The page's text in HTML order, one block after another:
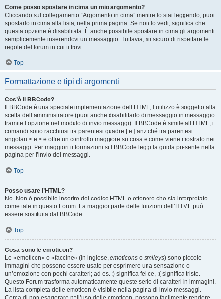
Come posso spostare in cima un mio argomento?
Cliccando sul collegamento “Argomento in cima” mentre lo stai leggendo, puoi
spostarlo in cima alla lista, nella prima pagina. Se non lo vedi, significa che
questa opzione è disabilitata. È anche possibile spostare in cima gli argomenti
semplicemente inserendovi un messaggio. Tuttavia, sii sicuro di rispettare le
regole del forum in cui ti trovi.
Top
Formattazione e tipi di argomenti
Cos’è il BBCode?
Il BBCode è una speciale implementazione dell’HTML; l’utilizzo è soggetto alla
scelta dell’amministratore (puoi anche disabilitarlo di messaggio in messaggio
tramite l’opzione nel modulo di invio messaggi). Il BBCode è simile all’HTML, i
comandi sono racchiusi tra parentesi quadre [ e ] anziché tra parentesi
angolari < e > e offre un controllo maggiore su cosa e come viene mostrato nei
messaggi. Per maggiori informazioni sul BBCode leggi la guida presente nella
pagina per l’invio dei messaggi.
Top
Posso usare l’HTML?
No. Non è possibile inserire del codice HTML e ottenere che sia interpretato
come tale in questo Forum. La maggior parte delle funzioni dell’HTML può
essere sostituita dal BBCode.
Top
Cosa sono le emoticon?
Le «emoticon» o «faccine» (in inglese, emoticons o smileys) sono piccole
immagini che possono essere usate per esprimere una sensazione o
un’emozione con pochi caratteri; ad es. :) significa felice, :( significa triste.
Questo Forum trasforma automaticamente queste serie di caratteri in immagini.
La lista completa delle emoticon è visibile nella pagina di invio messaggi.
Cerca di non esagerare nell’uso delle emoticon, possono facilmente rendere